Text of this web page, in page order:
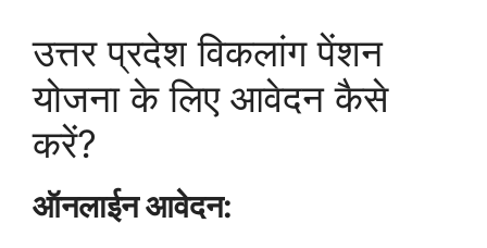
उत्तर प्रदेश विकलांग पेंशन
योजना के लिए आवेदन कैसे
करें?
ऑनलाईन आवेदन: